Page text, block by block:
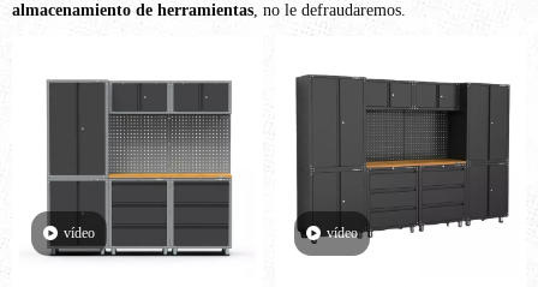
almacenamiento de herramientas, no le defraudaremos.
vídeo vídeo